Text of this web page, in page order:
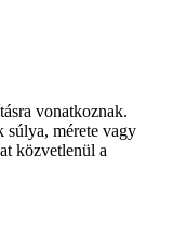
vonatkoznak.
súlya, mérete vagy
közvetlenül a